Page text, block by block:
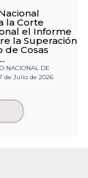
la Corte
el Informe
la Superación
de Cosas
NACIONAL DE
de Julio de 2026